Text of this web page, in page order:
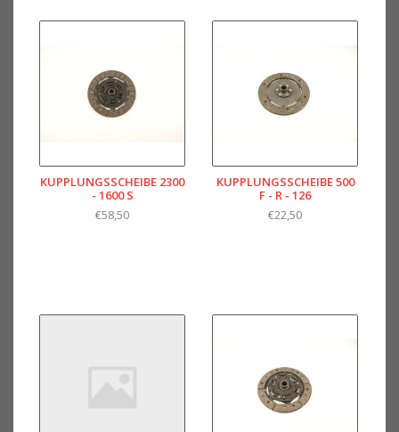
KUPPLUNGSSCHEIBE 2300
- 1600 S
€58,50
KUPPLUNGSSCHEIBE 500
F - R - 126
€22,50